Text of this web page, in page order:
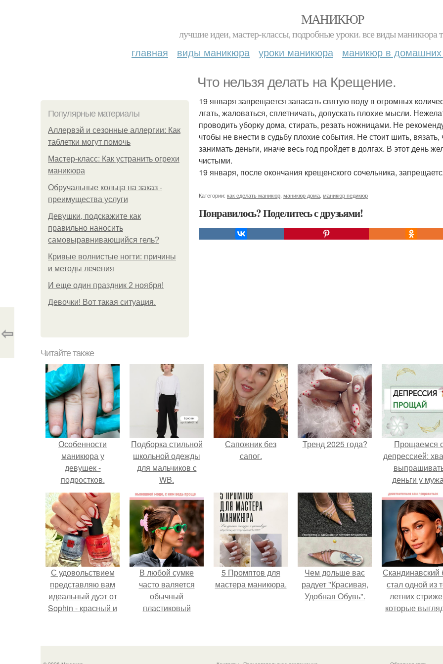
МАНИКЮР
лучшие идеи, мастер-классы, подробные уроки. все виды маникюра
главная виды маникюра уроки маникюра маникюр в домашних
Что нельзя делать на Крещение.
Популярные материалы
Аллервэй и сезонные аллергии: Как
таблетки могут помочь
Мастер-класс: Как устранить огрехи
маникюра
Обручальные кольца на заказ -
преимущества услуги
Девушки, подскажите как
правильно наносить
самовыравнивающийся гель?
Кривые волнистые ногти: причины
и методы лечения
И еще один праздник 2 ноября!
Девочки! Вот такая ситуация.
19 января запрещается запасать святую воду в огромных
лгать, жаловаться, сплетничать, допускать плохие мысли.
проводить уборку дома, стирать, резать ножницами. Не
чтобы не внести в судьбу плохие события. Не стоит шить,
занимать деньги, иначе весь год пройдет в долгах. В этот день
чистыми.
19 января, после окончания крещенского сочельника,
Категории: как сделать маникюр маникюр дома маникюр педикюр
Понравилось? Поделитесь с друзьями!
⇦
Читайте также
Особенности
маникюра у
девушек -
подростков.
Подборка стильной
школьной одежды
для мальчиков с
WB.
Сапожник без
сапог.
Тренд 2025 года?
Прощаемся
депрессией:
деньги у
С удовольствием
представляю вам
идеальный дуэт от
Sophin - красный и
номер 0262.
В любой сумке
часто валяется
обычный
пластиковый
5 Промптов для
мастера маникюра.
Чем дольше вас
радует "Красивая,
Удобная Обувь".
Скандинавский
стал одной из
летних
которые